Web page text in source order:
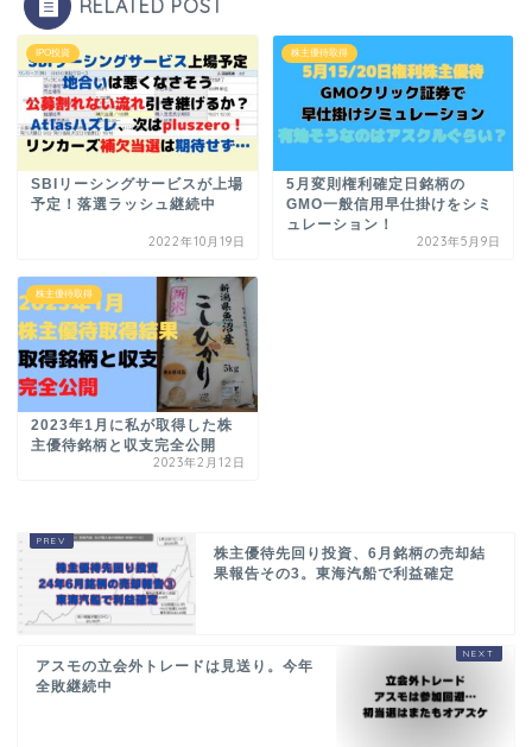
RELATED POST
IPO投資
SBIリーシングサービスが上場
予定！落選ラッシュ継続中
2022年10月19日
株主優待取得
5月変則権利確定日銘柄の
GMO一般信用早仕掛けをシミ
ュレーション！
2023年5月9日
株主優待取得
2023年1月に私が取得した株
主優待銘柄と収支完全公開
2023年2月12日
株主優待先回り投資、6月銘柄の売却結
果報告その3。東海汽船で利益確定
アスモの立会外トレードは見送り。今年
全敗継続中